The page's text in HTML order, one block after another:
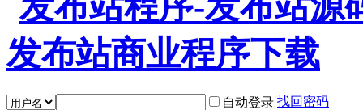
自动登录 找回密码